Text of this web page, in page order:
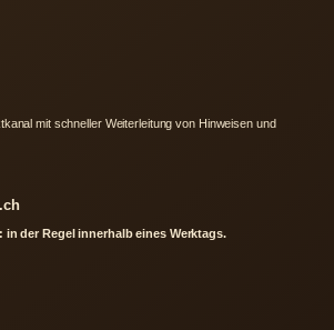
mit schneller Weiterleitung von Hinweisen und
der Regel innerhalb eines Werktags.